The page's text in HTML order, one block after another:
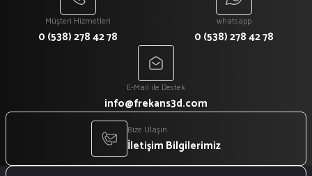
Müşteri Hizmetleri
0 (538) 278 42 78
whatsapp
0 (538) 278 42 78
E-Mail ile Destek
info@frekans3d.com
Bize Ulaşın
İletişim Bilgilerimiz